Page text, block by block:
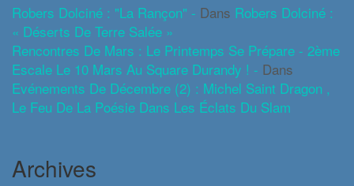
Robers Dolciné : "La Rançon" - Dans Robers Dolciné :
« Déserts De Terre Salée »
Rencontres De Mars : Le Printemps Se Prépare - 2ème
Escale Le 10 Mars Au Square Durandy ! - Dans
Evénements De Décembre (2) : Michel Saint Dragon ,
Le Feu De La Poésie Dans Les Éclats Du Slam
Archives